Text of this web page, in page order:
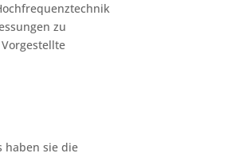
zu
haben sie die